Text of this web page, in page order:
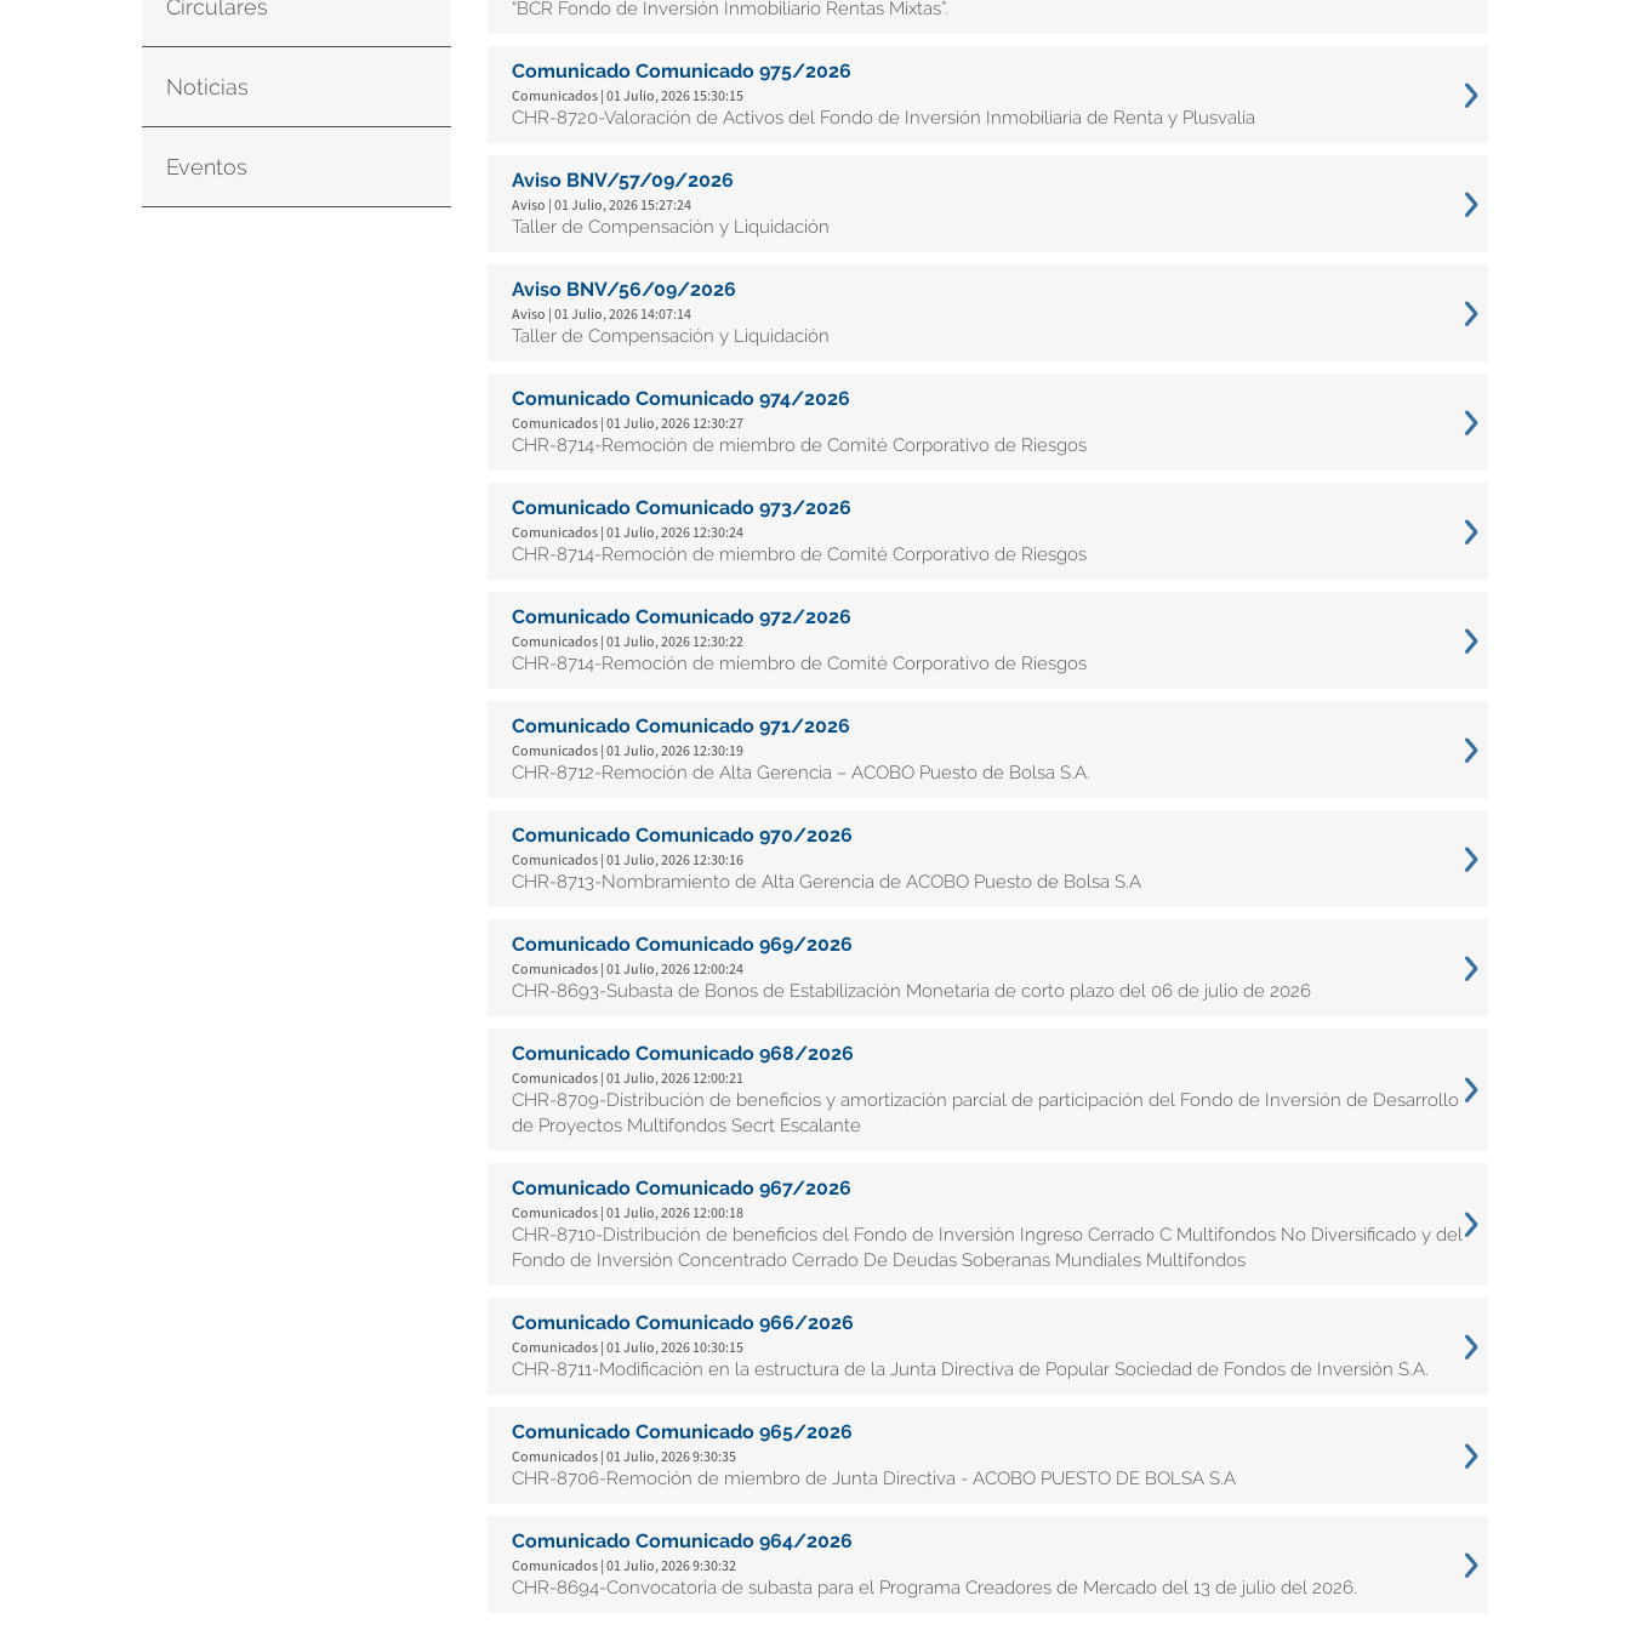
Circulares
Noticias
Eventos
“BCR Fondo de Inversión Inmobiliario Rentas Mixtas”.
Comunicado Comunicado 975/2026
Comunicados | 01 Julio, 2026 15:30:15
CHR-8720-Valoración de Activos del Fondo de Inversión Inmobiliaria de Renta y Plusvalía
Aviso BNV/57/09/2026
Aviso | 01 Julio, 2026 15:27:24
Taller de Compensación y Liquidación
Aviso BNV/56/09/2026
Aviso | 01 Julio, 2026 14:07:14
Taller de Compensación y Liquidación
Comunicado Comunicado 974/2026
Comunicados | 01 Julio, 2026 12:30:27
CHR-8714-Remoción de miembro de Comité Corporativo de Riesgos
Comunicado Comunicado 973/2026
Comunicados | 01 Julio, 2026 12:30:24
CHR-8714-Remoción de miembro de Comité Corporativo de Riesgos
Comunicado Comunicado 972/2026
Comunicados | 01 Julio, 2026 12:30:22
CHR-8714-Remoción de miembro de Comité Corporativo de Riesgos
Comunicado Comunicado 971/2026
Comunicados | 01 Julio, 2026 12:30:19
CHR-8712-Remoción de Alta Gerencia – ACOBO Puesto de Bolsa S.A.
Comunicado Comunicado 970/2026
Comunicados | 01 Julio, 2026 12:30:16
CHR-8713-Nombramiento de Alta Gerencia de ACOBO Puesto de Bolsa S.A
Comunicado Comunicado 969/2026
Comunicados | 01 Julio, 2026 12:00:24
CHR-8693-Subasta de Bonos de Estabilización Monetaria de corto plazo del 06 de julio de 2026
Comunicado Comunicado 968/2026
Comunicados | 01 Julio, 2026 12:00:21
CHR-8709-Distribución de beneficios y amortización parcial de participación del Fondo de Inversión de Desarrollo
de Proyectos Multifondos Secrt Escalante
Comunicado Comunicado 967/2026
Comunicados | 01 Julio, 2026 12:00:18
CHR-8710-Distribución de beneficios del Fondo de Inversión Ingreso Cerrado C Multifondos No Diversificado y del
Fondo de Inversión Concentrado Cerrado De Deudas Soberanas Mundiales Multifondos
Comunicado Comunicado 966/2026
Comunicados | 01 Julio, 2026 10:30:15
CHR-8711-Modificación en la estructura de la Junta Directiva de Popular Sociedad de Fondos de Inversión S.A.
Comunicado Comunicado 965/2026
Comunicados | 01 Julio, 2026 9:30:35
CHR-8706-Remoción de miembro de Junta Directiva - ACOBO PUESTO DE BOLSA S.A
Comunicado Comunicado 964/2026
Comunicados | 01 Julio, 2026 9:30:32
CHR-8694-Convocatoria de subasta para el Programa Creadores de Mercado del 13 de julio del 2026.